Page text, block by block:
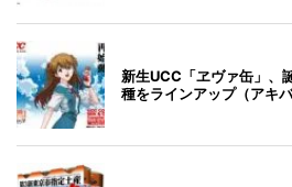
新生UCC「ヱヴァ缶」、
種をラインアップ（アキバ